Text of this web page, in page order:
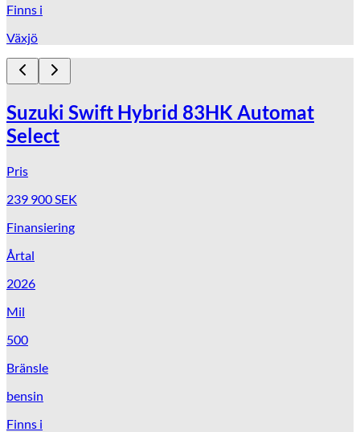
Finns i
Växjö
Suzuki Swift Hybrid 83HK Automat
Select
Pris
239 900 SEK
Finansiering
Årtal
2026
Mil
500
Bränsle
bensin
Finns i